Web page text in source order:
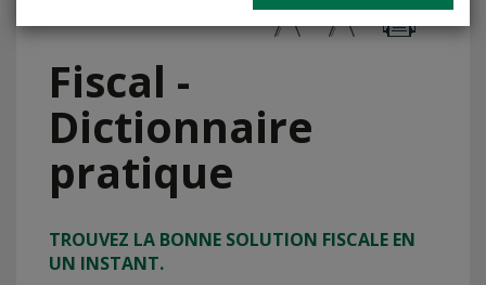
Fiscal -
Dictionnaire
pratique
TROUVEZ LA BONNE SOLUTION FISCALE EN
UN INSTANT.